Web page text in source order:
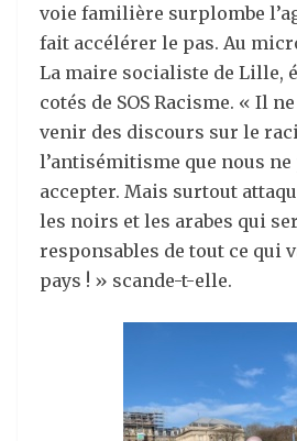
voie familière surplombe
fait accélérer le pas. Au
La maire socialiste de Lille,
cotés de SOS Racisme. « Il
venir des discours sur le
l’antisémitisme que nous ne
accepter. Mais surtout
les noirs et les arabes qui
responsables de tout ce qui
pays ! » scande-t-elle.